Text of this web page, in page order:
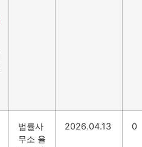
법률사
무소 율
2026.04.13 0